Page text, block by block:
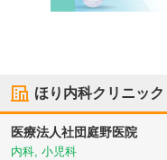
ほり内科クリニック
医療法人社団庭野医院
内科, 小児科